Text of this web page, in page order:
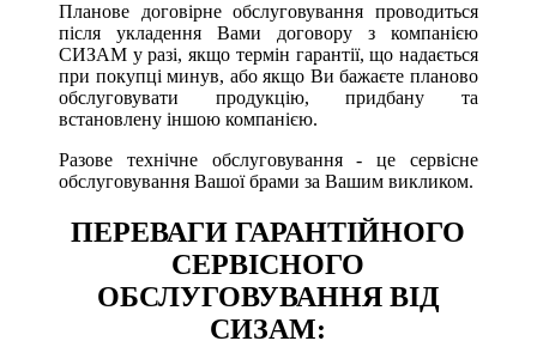
Планове договірне обслуговування проводиться
після укладення Вами договору з компанією
СИЗАМ у разі, якщо термін гарантії, що надається
при покупці минув, або якщо Ви бажаєте планово
обслуговувати продукцію, придбану та
встановлену іншою компанією.
Разове технічне обслуговування - це сервісне
обслуговування Вашої брами за Вашим викликом.
ПЕРЕВАГИ ГАРАНТІЙНОГО
СЕРВІСНОГО
ОБСЛУГОВУВАННЯ ВІД
СИЗАМ: